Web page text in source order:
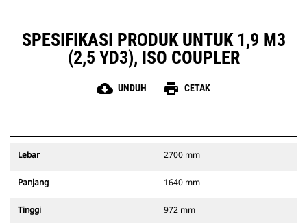
SPESIFIKASI PRODUK UNTUK 1,9 M3
(2,5 YD3), ISO COUPLER
cloud_download UNDUH print CETAK
Lebar 2700 mm
Panjang 1640 mm
Tinggi 972 mm